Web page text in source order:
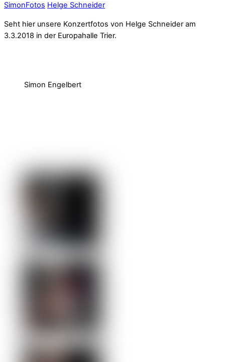
SimonFotos Helge Schneider
Seht hier unsere Konzertfotos von Helge Schneider am
3.3.2018 in der Europahalle Trier.
Simon Engelbert